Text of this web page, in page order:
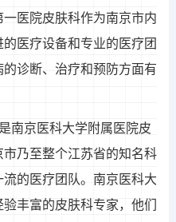
医院皮肤科作为南京市内
医疗设备和专业的医疗团
诊断、治疗和预防方面有
南京医科大学附属医院皮
乃至整个江苏省的知名科
的医疗团队。南京医科大
丰富的皮肤科专家，他们